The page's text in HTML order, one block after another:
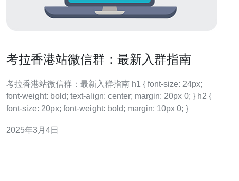
考拉香港站微信群：最新入群指南
考拉香港站微信群：最新入群指南 h1 { font-size: 24px;
font-weight: bold; text-align: center; margin: 20px 0; } h2 {
font-size: 20px; font-weight: bold; margin: 10px 0; }
2025年3月4日